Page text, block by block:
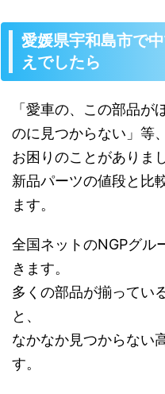
愛媛県宇和島市で
えでしたら
「愛車の、この部品が
のに見つからない」等、
お困りのことがありま
新品パーツの値段と比
ます。
全国ネットのNGPグル
きます。
多くの部品が揃ってい
と、
なかなか見つからない
す。